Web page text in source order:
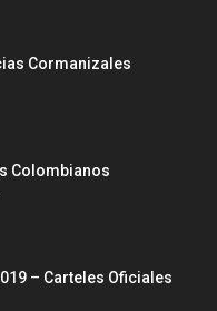
Cormanizales
Colombianos
– Carteles Oficiales